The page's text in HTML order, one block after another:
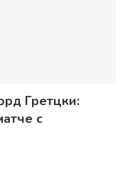
Гретцки:
с